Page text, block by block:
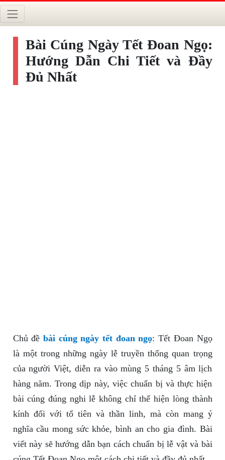
Bài Cúng Ngày Tết Đoan Ngọ:
Hướng Dẫn Chi Tiết và Đầy
Đủ Nhất
Chủ đề bài cúng ngày tết đoan ngọ: Tết Đoan Ngọ
là một trong những ngày lễ truyền thống quan trọng
của người Việt, diễn ra vào mùng 5 tháng 5 âm lịch
hàng năm. Trong dịp này, việc chuẩn bị và thực hiện
bài cúng đúng nghi lễ không chỉ thể hiện lòng thành
kính đối với tổ tiên và thần linh, mà còn mang ý
nghĩa cầu mong sức khỏe, bình an cho gia đình. Bài
viết này sẽ hướng dẫn bạn cách chuẩn bị lễ vật và bài